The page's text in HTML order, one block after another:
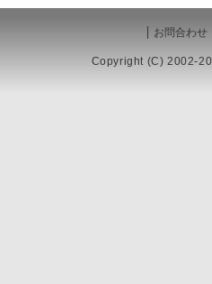
お問合わせ
Copyright (C) 2002-